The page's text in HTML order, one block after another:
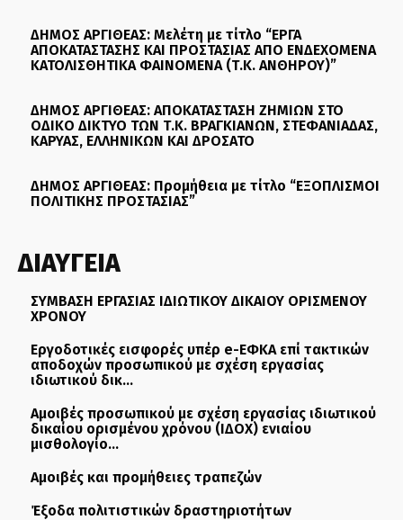
ΔΗΜΟΣ ΑΡΓΙΘΕΑΣ: Μελέτη με τίτλο “ΕΡΓΑ
ΑΠΟΚΑΤΑΣΤΑΣΗΣ ΚΑΙ ΠΡΟΣΤΑΣΙΑΣ ΑΠΟ ΕΝΔΕΧΟΜΕΝΑ
ΚΑΤΟΛΙΣΘΗΤΙΚΑ ΦΑΙΝΟΜΕΝΑ (Τ.Κ. ΑΝΘΗΡΟΥ)”
ΔΗΜΟΣ ΑΡΓΙΘΕΑΣ: ΑΠΟΚΑΤΑΣΤΑΣΗ ΖΗΜΙΩΝ ΣΤΟ
ΟΔΙΚΟ ΔΙΚΤΥΟ ΤΩΝ Τ.Κ. ΒΡΑΓΚΙΑΝΩΝ, ΣΤΕΦΑΝΙΑΔΑΣ,
ΚΑΡΥΑΣ, ΕΛΛΗΝΙΚΩΝ ΚΑΙ ΔΡΟΣΑΤΟ
ΔΗΜΟΣ ΑΡΓΙΘΕΑΣ: Προμήθεια με τίτλο “ΕΞΟΠΛΙΣΜΟΙ
ΠΟΛΙΤΙΚΗΣ ΠΡΟΣΤΑΣΙΑΣ”
ΔΙΑΥΓΕΙΑ
ΣΥΜΒΑΣΗ ΕΡΓΑΣΙΑΣ ΙΔΙΩΤΙΚΟΥ ΔΙΚΑΙΟΥ ΟΡΙΣΜΕΝΟΥ
ΧΡΟΝΟΥ
Εργοδοτικές εισφορές υπέρ e-ΕΦΚΑ επί τακτικών
αποδοχών προσωπικού με σχέση εργασίας
ιδιωτικού δικ...
Αμοιβές προσωπικού με σχέση εργασίας ιδιωτικού
δικαίου ορισμένου χρόνου (ΙΔΟΧ) ενιαίου
μισθολογίο...
Αμοιβές και προμήθειες τραπεζών
Έξοδα πολιτιστικών δραστηριοτήτων